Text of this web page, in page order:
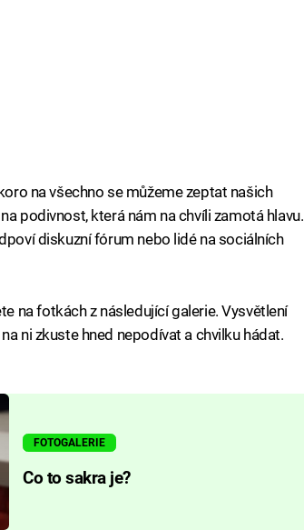
na všechno se můžeme zeptat našich
podivnost, která nám na chvíli zamotá hlavu.
diskuzní fórum nebo lidé na sociálních
na fotkách z následující galerie. Vysvětlení
ni zkuste hned nepodívat a chvilku hádat.
FOTOGALERIE
Co to sakra je?